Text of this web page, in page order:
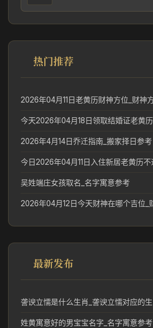
热门推荐
2026年4月14日乔迁指南_搬家择日参考
吴姓端庄女孩取名_名字寓意参考
最新发布
姓黄寓意好的男宝宝名字_名字寓意参考